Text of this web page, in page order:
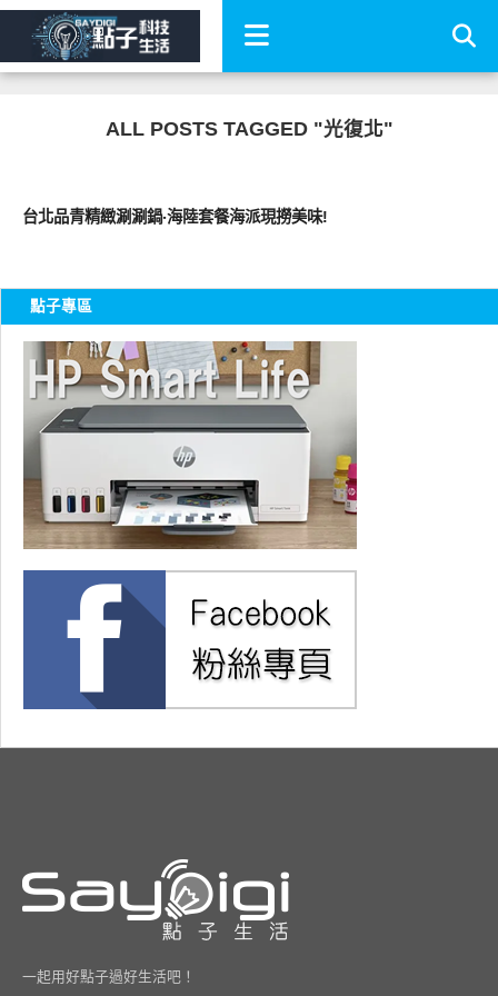
ALL POSTS TAGGED "光復北"
台北品青精緻涮涮鍋‧海陸套餐海派現撈美味!
點子專區
一起用好點子過好生活吧！